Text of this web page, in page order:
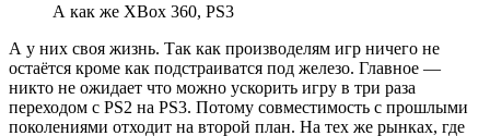
А как же XBox 360, PS3
А у них своя жизнь. Так как производелям игр ничего не
остаётся кроме как подстраиватся под железо. Главное —
никто не ожидает что можно ускорить игру в три раза
переходом с PS2 на PS3. Потому совместимость с прошлыми
поколениями отходит на второй план. На тех же рынках, где